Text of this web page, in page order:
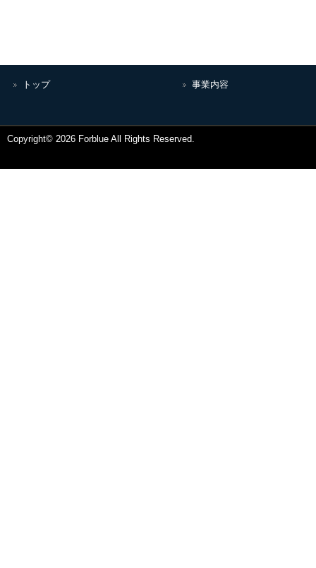
トップ 事業内容
Copyright© 2026 Forblue All Rights Reserved.